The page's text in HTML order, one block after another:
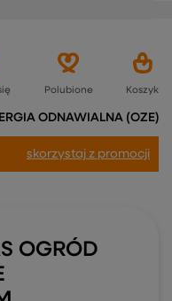
Polubione Koszyk
ODNAWIALNA (OZE)
skorzystaj z promocji
OGRÓD